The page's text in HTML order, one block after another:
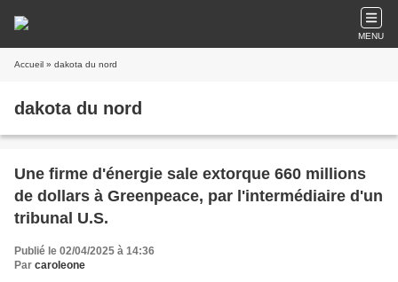
MENU
Accueil » dakota du nord
dakota du nord
Une firme d'énergie sale extorque 660 millions
de dollars à Greenpeace, par l'intermédiaire d'un
tribunal U.S.
Publié le 02/04/2025 à 14:36
Par caroleone